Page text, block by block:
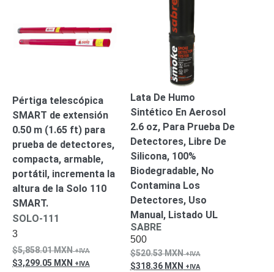
de
ApoyoPantallas
Protección
Contra
Descargas
Corriente
Alterna Corriente
Directa
Servidores
Almacenamiento
Accesorios
Mecánicos
(HDD)Memorias
Pértiga telescópica
SMART de extensión
0.50 m (1.65 ft) para
prueba de detectores,
compacta, armable,
portátil, incrementa la
altura de la Solo 110
SMART.
SOLO-111
3
5,858.01MXN
3,299.05 MXN
Lata De Humo
Sintético En Aerosol
2.6 oz, Para Prueba De
Detectores, Libre De
Silicona, 100%
Biodegradable, No
Contamina Los
Detectores, Uso
Manual, Listado UL
SABRE
500
520.53MXN
318.36 MXN